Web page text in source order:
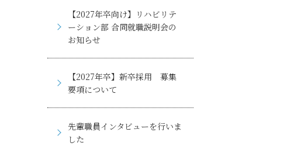
【2027年卒向け】リハビリテ
ーション部 合同就職説明会の
お知らせ
【2027年卒】新卒採用 募集
要項について
先輩職員インタビューを行いま
した